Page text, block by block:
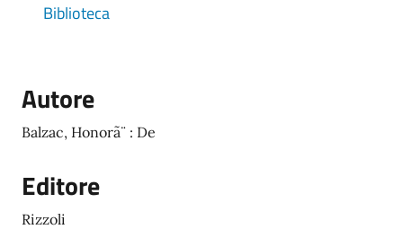
Biblioteca
Autore
Balzac, Honorã¨ : De
Editore
Rizzoli